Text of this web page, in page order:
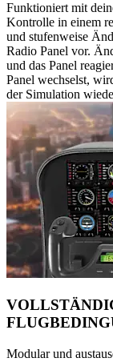
Funktioniert mit
Kontrolle in einem
und stufenweise
Radio Panel vor.
und das Panel
Panel wechselst,
der Simulation
Modular und